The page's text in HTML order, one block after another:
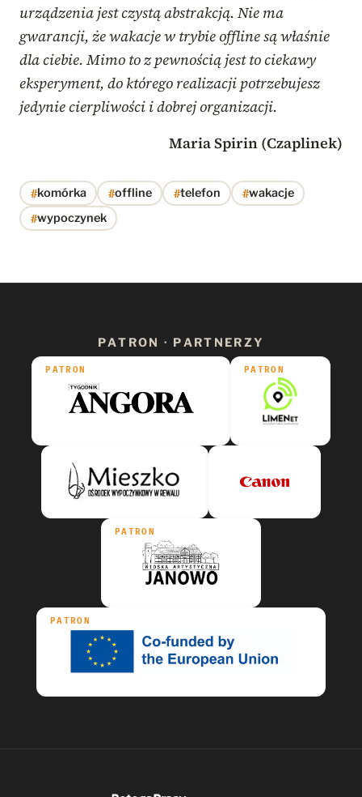
urządzenia jest czystą abstrakcją. Nie ma
gwarancji, że wakacje w trybie offline są właśnie
dla ciebie. Mimo to z pewnością jest to ciekawy
eksperyment, do którego realizacji potrzebujesz
jedynie cierpliwości i dobrej organizacji.
Maria Spirin (Czaplinek)
#komórka #offline #telefon #wakacje
#wypoczynek
PATRON · PARTNERZY
PATRON PATRON
PATRON
PATRON